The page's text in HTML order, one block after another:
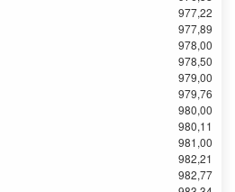
977,22
977,89
978,00
978,50
979,00
979,76
980,00
980,11
981,00
982,21
982,77